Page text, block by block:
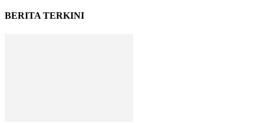
BERITA TERKINI